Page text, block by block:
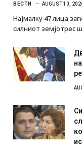
ВЕСТИ AUGUST 10,
Најмалку 47 лица
силниот земјотрес